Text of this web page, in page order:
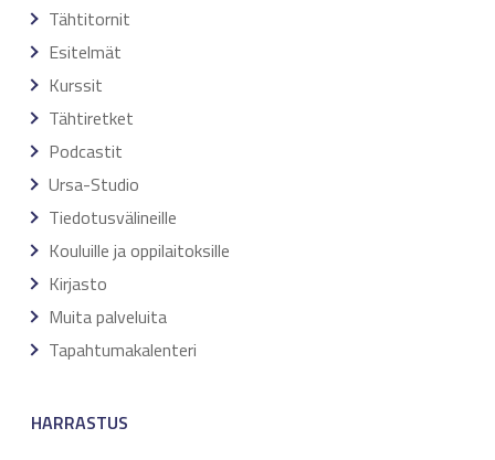
Tähtitornit
Esitelmät
Kurssit
Tähtiretket
Podcastit
Ursa-Studio
Tiedotusvälineille
Kouluille ja oppilaitoksille
Kirjasto
Muita palveluita
Tapahtumakalenteri
HARRASTUS